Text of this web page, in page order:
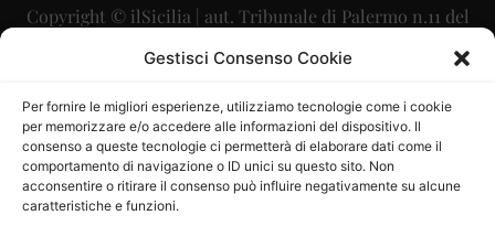
Gestisci Consenso Cookie
Per fornire le migliori esperienze, utilizziamo tecnologie come i cookie
per memorizzare e/o accedere alle informazioni del dispositivo. Il
consenso a queste tecnologie ci permetterà di elaborare dati come il
comportamento di navigazione o ID unici su questo sito. Non
acconsentire o ritirare il consenso può influire negativamente su alcune
caratteristiche e funzioni.
Copyright © ilSicilia | aut. Tribunale di Palermo n.11 del
29/09/2015
Direttore Editoriale: Maurizio Scaglione
Direttore Responsabile: Maria Calabrese